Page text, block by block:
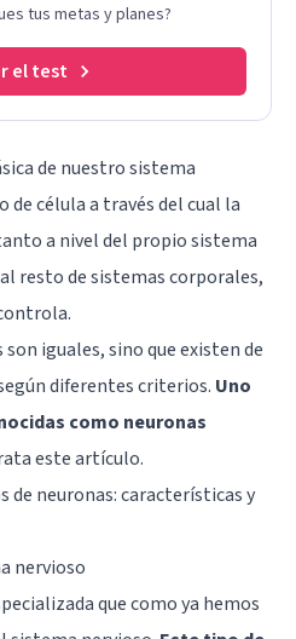
tus metas y planes?
el test
de nuestro sistema
de célula a través del cual la
a nivel del propio sistema
resto de sistemas corporales,
iguales, sino que existen de
diferentes criterios. Uno
como neuronas
este artículo.
de neuronas: características y
nervioso
que como ya hemos